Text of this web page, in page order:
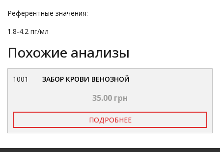
Референтные значения:
1.8-4.2 пг/мл
Похожие анализы
1001 ЗАБОР КРОВИ ВЕНОЗНОЙ
35.00 грн
ПОДРОБНЕЕ